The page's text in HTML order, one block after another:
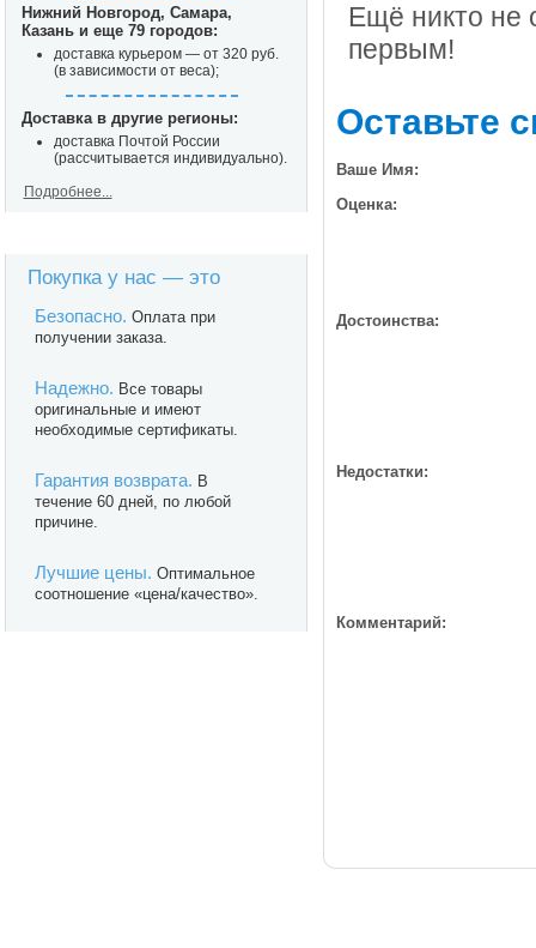
Ещё никто не
первым!
Оставьте
Ваше Имя:
Оценка:
Достоинства:
Недостатки:
Комментарий:
Нижний Новгород, Самара,
Казань и еще 79 городов:
доставка курьером — от 320 руб.
(в зависимости от веса);
Доставка в другие регионы:
доставка Почтой России
(рассчитывается индивидуально).
Подробнее...
Покупка у нас — это
Безопасно. Оплата при
получении заказа.
Надежно. Все товары
оригинальные и имеют
необходимые сертификаты.
Гарантия возврата. В
течение 60 дней, по любой
причине.
Лучшие цены. Оптимальное
соотношение «цена/качество».